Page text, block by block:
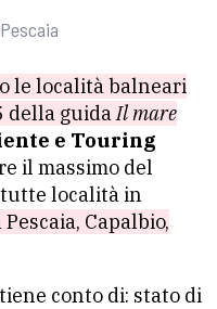
le località balneari
della guidaIl mare
e Touring
il massimo del
tutte località in
Capalbio,
conto di: stato di